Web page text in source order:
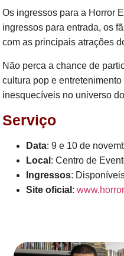
Os ingressos para a Horror
ingressos para entrada, os
com as principais atrações
Não perca a chance de
cultura pop e
inesquecíveis no universo
Serviço
Data: 9 e 10 de
Local : Centro de
Ingressos:
Site oficial :